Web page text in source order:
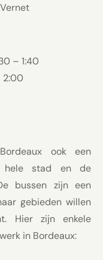
– 1:40
2:00
ook een
hele stad en de
bussen zijn een
gebieden willen
Hier zijn enkele
in Bordeaux: